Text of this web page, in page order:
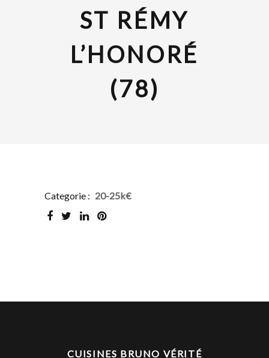
ST RÉMY
L’HONORÉ
(78)
Categorie : 20-25k€
CUISINES BRUNO VÉRITÉ